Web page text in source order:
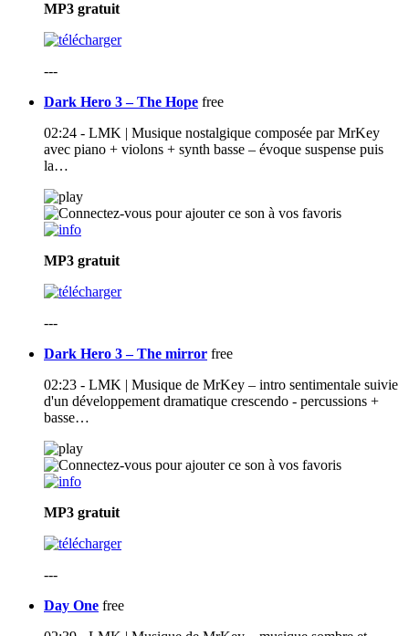
MP3 gratuit
---
Dark Hero 3 – The Hope free
02:24 - LMK | Musique nostalgique composée par MrKey
avec piano + violons + synth basse – évoque suspense puis
la…
MP3 gratuit
---
Dark Hero 3 – The mirror free
02:23 - LMK | Musique de MrKey – intro sentimentale suivie
d'un développement dramatique crescendo - percussions +
basse…
MP3 gratuit
---
Day One free